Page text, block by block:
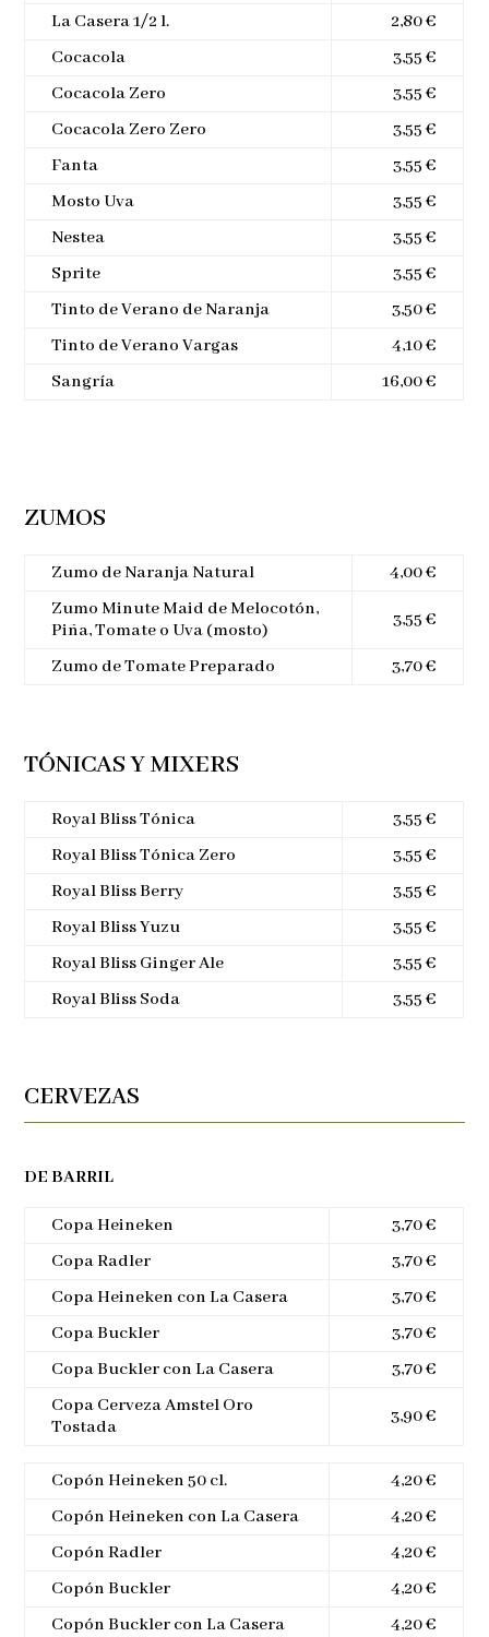
La Casera 1/2 l.
2,80 €
Cocacola
3,55 €
Cocacola Zero
3,55 €
Cocacola Zero Zero
3,55 €
Fanta
3,55 €
Mosto Uva
3,55 €
Nestea
3,55 €
Sprite
3,55 €
Tinto de Verano de Naranja
3,50 €
Tinto de Verano Vargas
4,10 €
Sangría
16,00 €
ZUMOS
Zumo de Naranja Natural
4,00 €
Zumo Minute Maid de Melocotón,
Piña, Tomate o Uva (mosto)
3,55 €
Zumo de Tomate Preparado 3,70 €
TÓNICAS Y MIXERS
Royal Bliss Tónica
3,55 €
Royal Bliss Tónica Zero
3,55 €
Royal Bliss Berry
3,55 €
Royal Bliss Yuzu
3,55 €
Royal Bliss Ginger Ale
3,55 €
Royal Bliss Soda
3,55 €
CERVEZAS
DE BARRIL
Copa Heineken
3,70 €
Copa Radler
3,70 €
Copa Heineken con La Casera
3,70 €
Copa Buckler
3,70 €
Copa Buckler con La Casera
3,70 €
Copa Cerveza Amstel Oro
Tostada
3,90 €
Copón Heineken 50 cl.
4,20 €
Copón Heineken con La Casera
4,20 €
Copón Radler
4,20 €
Copón Buckler
4,20 €
Copón Buckler con La Casera
4,20 €